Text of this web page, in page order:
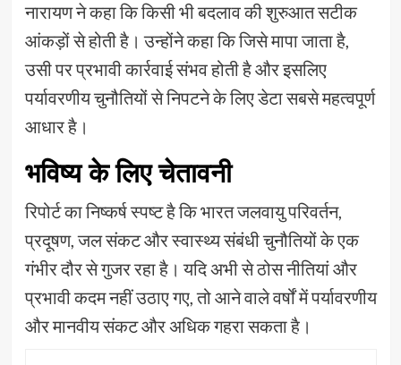
नारायण ने कहा कि किसी भी बदलाव की शुरुआत सटीक
आंकड़ों से होती है। उन्होंने कहा कि जिसे मापा जाता है,
उसी पर प्रभावी कार्रवाई संभव होती है और इसलिए
पर्यावरणीय चुनौतियों से निपटने के लिए डेटा सबसे महत्वपूर्ण
आधार है।
भविष्य के लिए चेतावनी
रिपोर्ट का निष्कर्ष स्पष्ट है कि भारत जलवायु परिवर्तन,
प्रदूषण, जल संकट और स्वास्थ्य संबंधी चुनौतियों के एक
गंभीर दौर से गुजर रहा है। यदि अभी से ठोस नीतियां और
प्रभावी कदम नहीं उठाए गए, तो आने वाले वर्षों में पर्यावरणीय
और मानवीय संकट और अधिक गहरा सकता है।